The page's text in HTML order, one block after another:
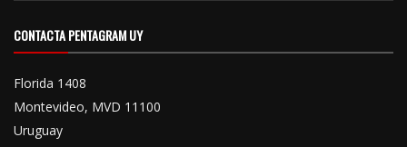
CONTACTA PENTAGRAM UY
Florida 1408
Montevideo, MVD 11100
Uruguay